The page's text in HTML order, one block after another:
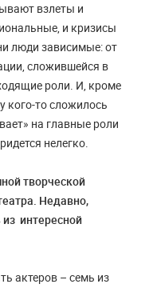
взлеты и
и кризисы
люди зависимые: от
сложившейся в
роли. И, кроме
кого-то сложилось
на главные роли
нелегко.
творческой
Недавно,
интересной
актеров – семь из